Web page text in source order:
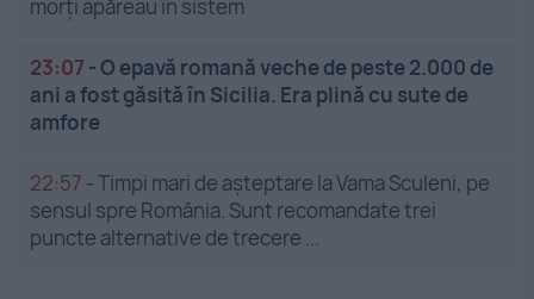
morți apăreau în sistem
23:07 -O epavă romană veche de peste 2.000 de
ani a fost găsită în Sicilia. Era plină cu sute de
amfore
22:57 -Timpi mari de așteptare la Vama Sculeni, pe
sensul spre România. Sunt recomandate trei
puncte alternative de trecere ...